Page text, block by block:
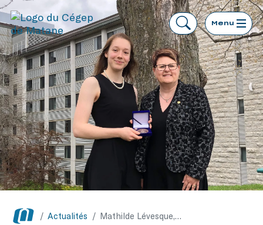
Menu
/ Actualités / Mathilde Lévesque, du Cégep de Matane, reçoit la médaille du lieutenant-gouverneur pour la jeunesse